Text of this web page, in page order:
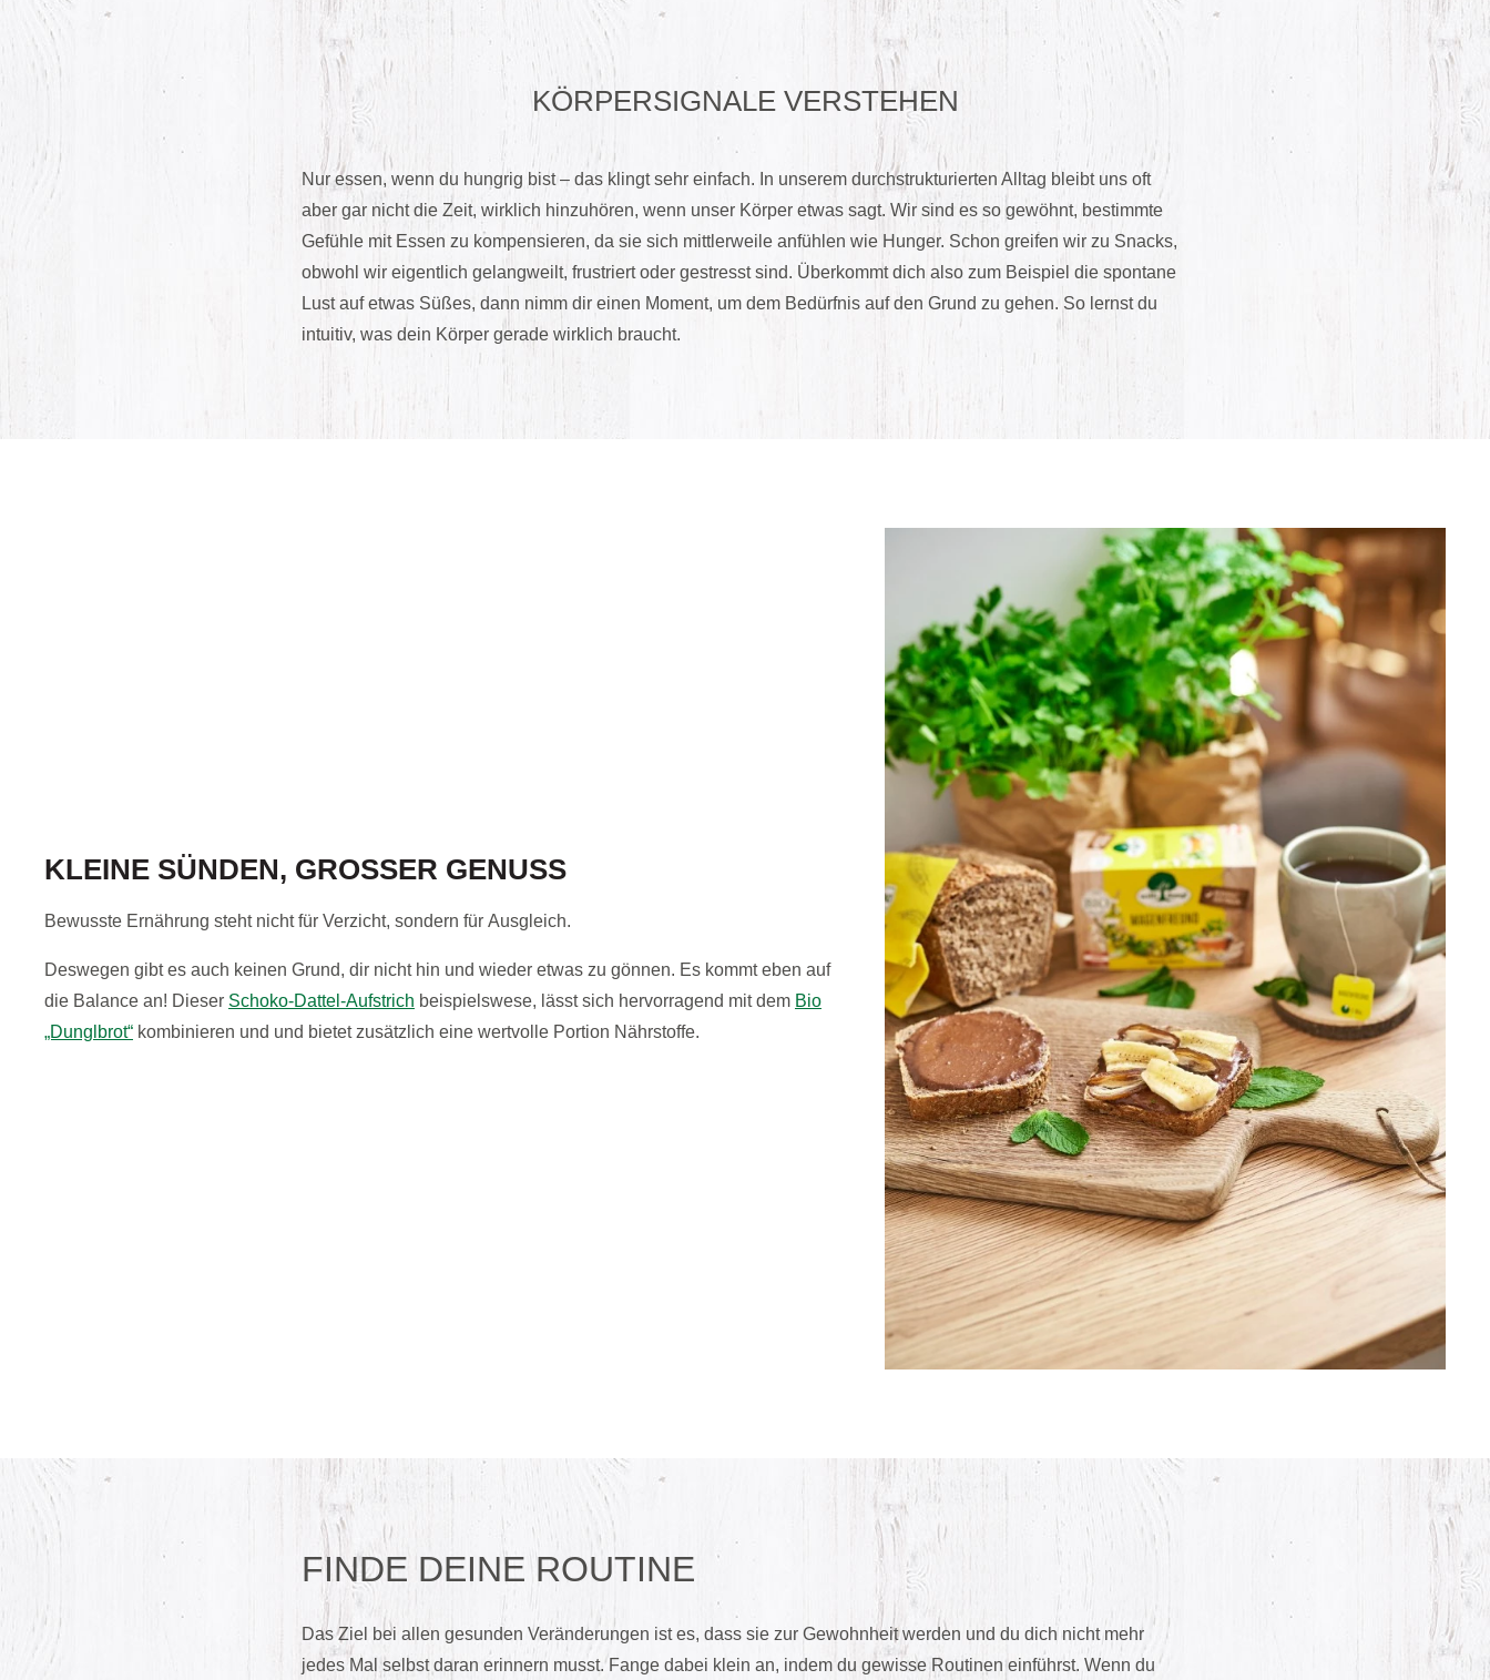
KÖRPERSIGNALE VERSTEHEN
Nur essen, wenn du hungrig bist – das klingt sehr einfach. In unserem durchstrukturierten Alltag bleibt uns oft
aber gar nicht die Zeit, wirklich hinzuhören, wenn unser Körper etwas sagt. Wir sind es so gewöhnt, bestimmte
Gefühle mit Essen zu kompensieren, da sie sich mittlerweile anfühlen wie Hunger. Schon greifen wir zu Snacks,
obwohl wir eigentlich gelangweilt, frustriert oder gestresst sind. Überkommt dich also zum Beispiel die spontane
Lust auf etwas Süßes, dann nimm dir einen Moment, um dem Bedürfnis auf den Grund zu gehen. So lernst du
intuitiv, was dein Körper gerade wirklich braucht.
KLEINE SÜNDEN, GROSSER GENUSS
Bewusste Ernährung steht nicht für Verzicht, sondern für Ausgleich.
Deswegen gibt es auch keinen Grund, dir nicht hin und wieder etwas zu gönnen. Es kommt eben auf
die Balance an! Dieser Schoko-Dattel-Aufstrich beispielswese, lässt sich hervorragend mit dem Bio
„Dunglbrot“ kombinieren und und bietet zusätzlich eine wertvolle Portion Nährstoffe.
FINDE DEINE ROUTINE
Das Ziel bei allen gesunden Veränderungen ist es, dass sie zur Gewohnheit werden und du dich nicht mehr
jedes Mal selbst daran erinnern musst. Fange dabei klein an, indem du gewisse Routinen einführst. Wenn du